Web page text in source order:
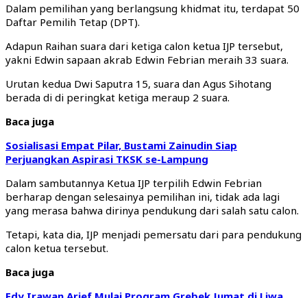
Dalam pemilihan yang berlangsung khidmat itu, terdapat 50
Daftar Pemilih Tetap (DPT).
Adapun Raihan suara dari ketiga calon ketua IJP tersebut,
yakni Edwin sapaan akrab Edwin Febrian meraih 33 suara.
Urutan kedua Dwi Saputra 15, suara dan Agus Sihotang
berada di di peringkat ketiga meraup 2 suara.
Baca juga
Sosialisasi Empat Pilar, Bustami Zainudin Siap
Perjuangkan Aspirasi TKSK se-Lampung
Dalam sambutannya Ketua IJP terpilih Edwin Febrian
berharap dengan selesainya pemilihan ini, tidak ada lagi
yang merasa bahwa dirinya pendukung dari salah satu calon.
Tetapi, kata dia, IJP menjadi pemersatu dari para pendukung
calon ketua tersebut.
Baca juga